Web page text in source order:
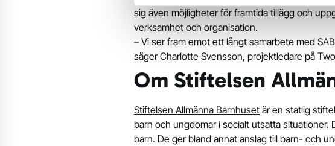
sig även möjligheter för framtida tillägg och
verksamhet och organisation.
– Vi ser fram emot ett långt samarbete med
säger Charlotte Svensson, projektledare på
Om Stiftelsen
Stiftelsen Allmänna Barnhuset är en statlig
barn och ungdomar i socialt utsatta
barn. De ger bland annat anslag till barn- och